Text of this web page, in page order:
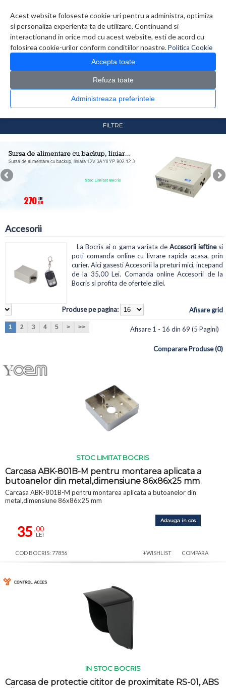
Acest website foloseste cookie-uri pentru a administra, optimiza
si personaliza experienta ta de utilizare. Continuand si
interactionand in orice mod cu acest website, esti de acord cu
folosirea cookie-urilor conform conditiilor noastre.Politica Cookie
Accepta toate
Refuza toate
Administreaza preferintele
0 produs(e)
CATALOG PRODUSE
Securitate / Automatizari > Control Acces
>
FILTRE
Accesorii
La Bocris ai o gama variata deAccesorii ieftinesi
poti comanda online cu livrare rapida acasa, prin
curier. Aici gasesti Accesorii la preturi mici, incepand
de la 35,00 Lei. Comanda online Accesorii de la
Bocris si profita de ofertele zilei.
Produse pe pagina: Afisare grid
1 2 3 4 5 > >> Afisare 1 - 16 din 69 (5 Pagini)
Comparare Produse (0)
STOC LIMITAT BOCRIS
Carcasa ABK-801B-M pentru montarea aplicata a
butoanelor din metal,dimensiune 86x86x25 mm
Carcasa ABK-801B-M pentru montarea aplicata a butoanelor din
metal,dimensiune 86x86x25 mm
35 ,00
LEI
Adauga in cos
COD BOCRIS: 77856 +WISHLIST COMPARA
IN STOC BOCRIS
Carcasa de protectie cititor de proximitate RS-01, ABS